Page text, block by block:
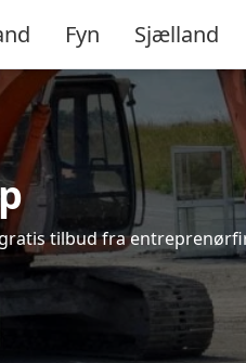
Fyn Sjælland
tilbud fra